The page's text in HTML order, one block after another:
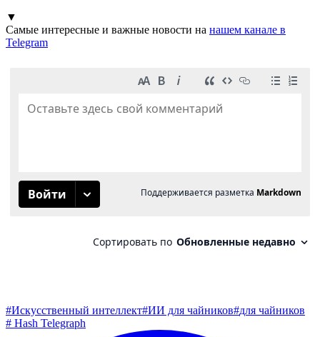
▼
Самые интересные и важные новости на нашем канале в
Telegram
#Искусственный интеллект#ИИ для чайников#для чайников
# Hash Telegraph